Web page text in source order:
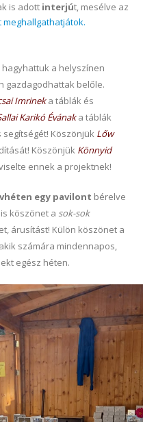
is adott interjút, mesélve az
meghallgathatjátok.
a helyszínen
gazdagodhattak belőle.
Imrineka táblák és
Karikó Évánaka táblák
Köszönjük Lőw
Köszönjük Könnyid
ennek a projektnek!
egy pavilont bérelve
köszönet a sok-sok
árusítást! Külön köszönet a
számára mindennapos,
egész héten.